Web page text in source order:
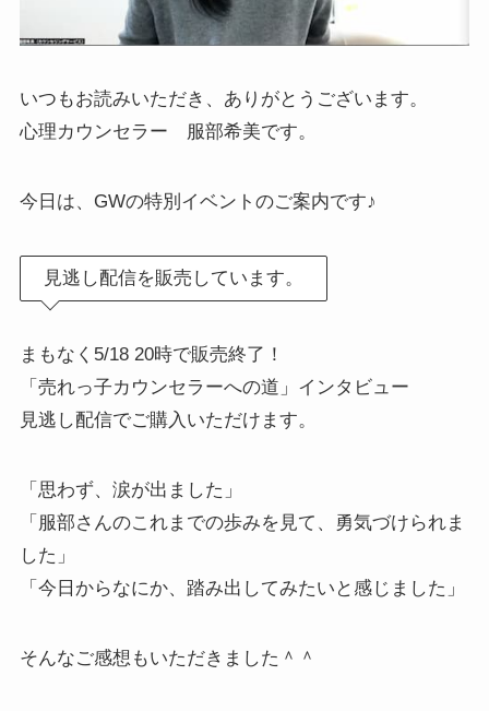
いつもお読みいただき、ありがとうございます。
心理カウンセラー 服部希美です。
今日は、GWの特別イベントのご案内です♪
見逃し配信を販売しています。
まもなく5/18 20時で販売終了！
「売れっ子カウンセラーへの道」インタビュー
見逃し配信でご購入いただけます。
「思わず、涙が出ました」
「服部さんのこれまでの歩みを見て、勇気づけられま
した」
「今日からなにか、踏み出してみたいと感じました」
そんなご感想もいただきました＾＾